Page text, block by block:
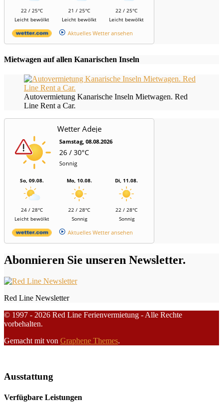
22 / 25°C
Leicht bewölkt
21 / 25°C
Leicht bewölkt
22 / 25°C
Leicht bewölkt
Aktuelles Wetter ansehen
Mietwagen auf allen Kanarischen Inseln
Autovermietung Kanarische Inseln Mietwagen. Red
Line Rent a Car.
Wetter Adeje
Samstag, 08.08.2026
26 / 30°C
Sonnig
So, 09.08.
24 / 28°C
Leicht bewölkt
Mo, 10.08.
22 / 28°C
Sonnig
Di, 11.08.
22 / 28°C
Sonnig
Aktuelles Wetter ansehen
Abonnieren Sie unseren Newsletter.
Red Line Newsletter
© 1997 - 2026 Red Line Ferienvermietung - Alle Rechte
vorbehalten.
Gemacht mit von Graphene Themes.
Ausstattung
Verfügbare Leistungen